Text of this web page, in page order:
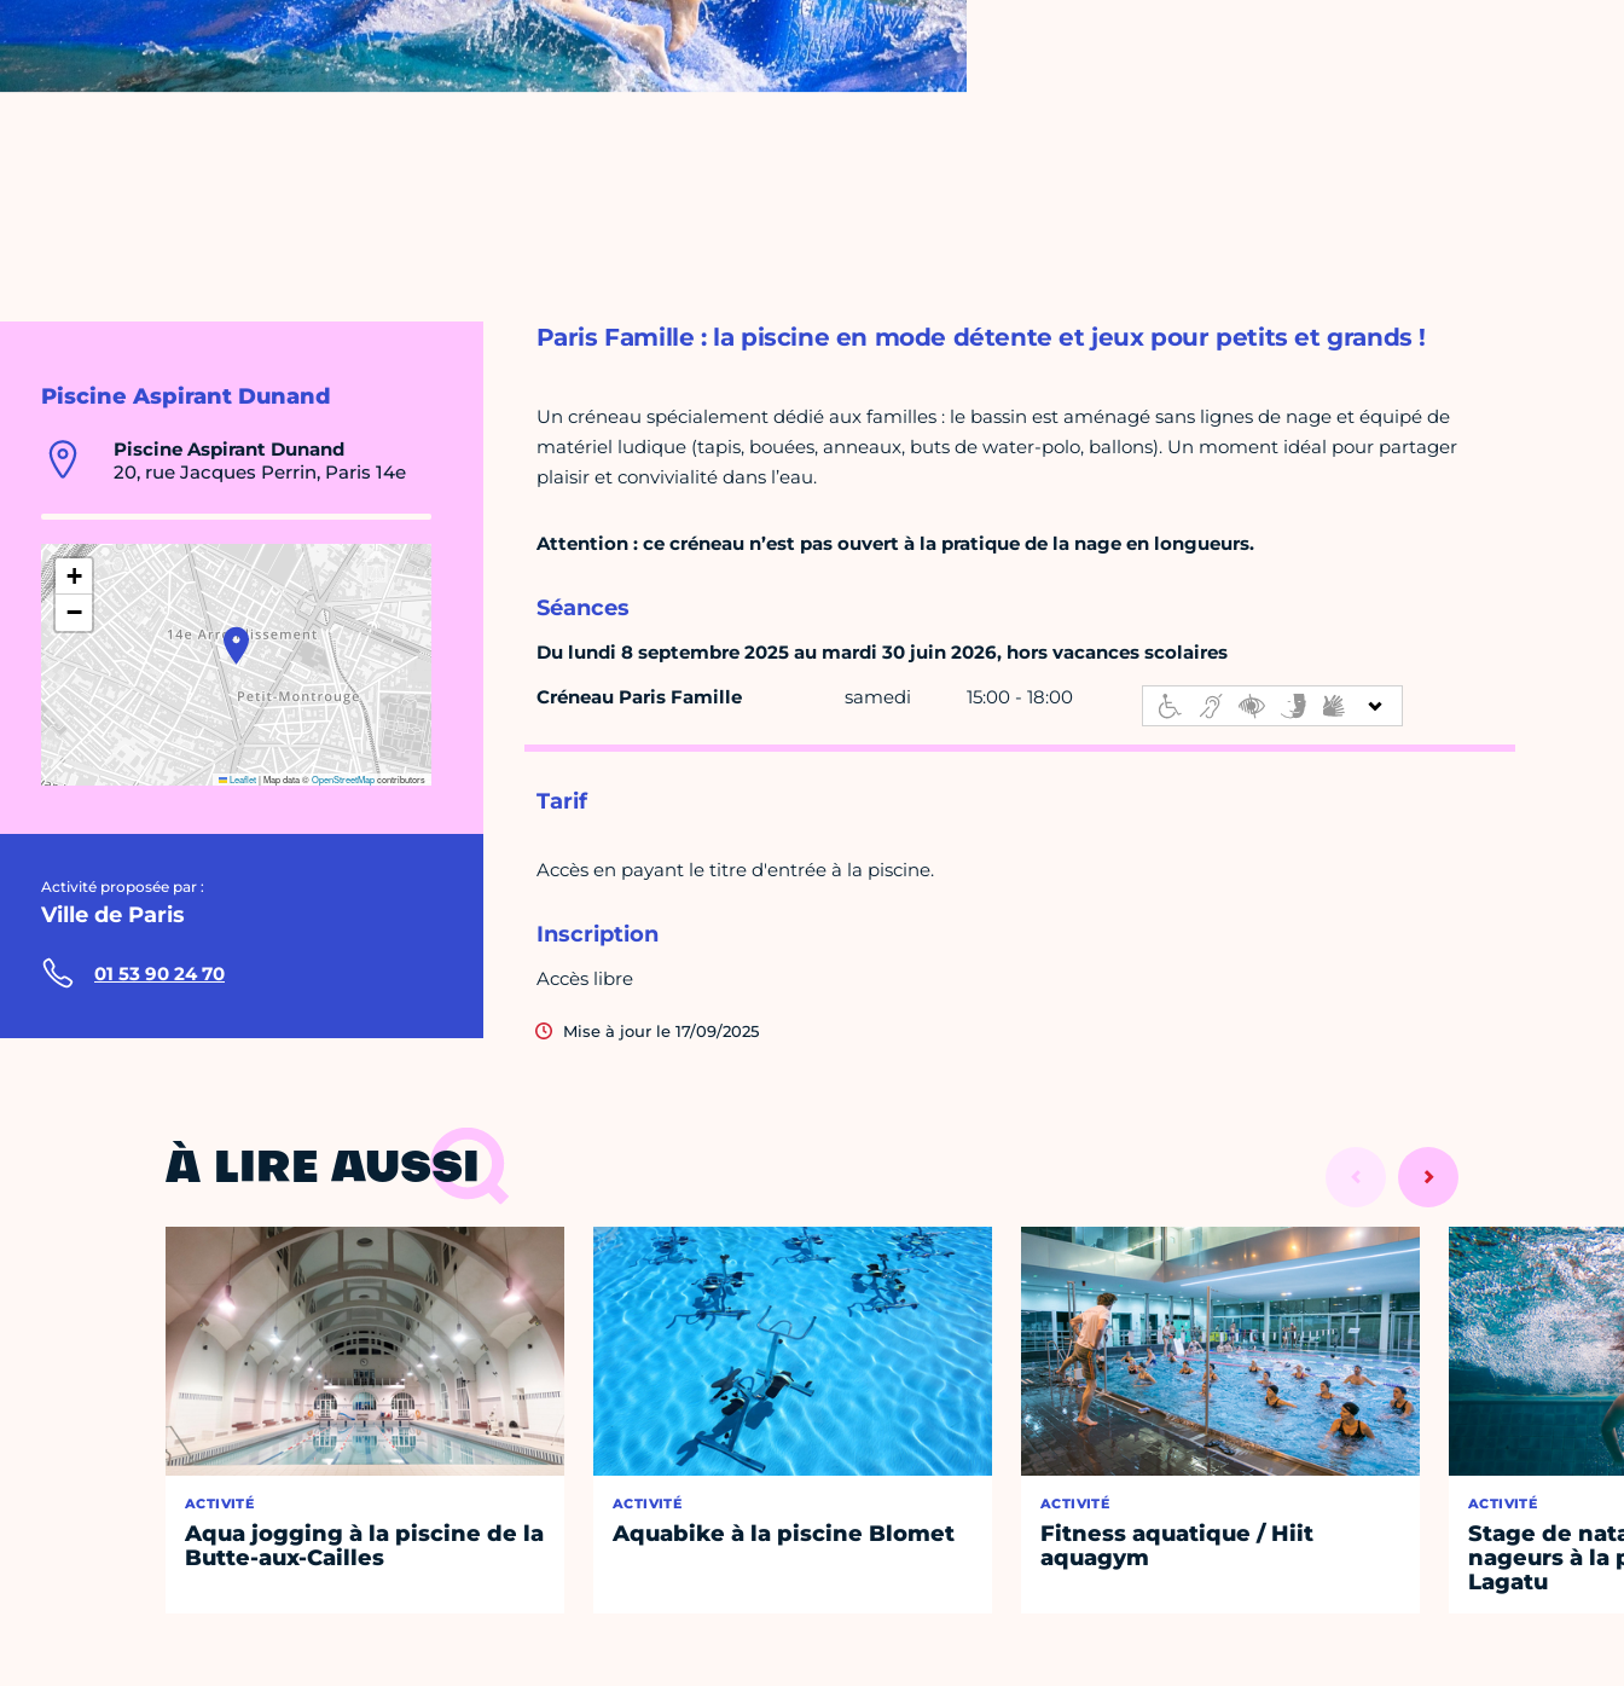
Piscine Aspirant Dunand
Piscine Aspirant Dunand
20, rue Jacques Perrin, Paris 14e
+
−
Leaflet|Map data ©OpenStreetMapcontributors
Activité proposée par :
Ville de Paris
01 53 90 24 70
Paris Famille : la piscine en mode détente et jeux pour petits et grands !
Un créneau spécialement dédié aux familles : le bassin est aménagé sans lignes de nage et équipé de
matériel ludique (tapis, bouées, anneaux, buts de water-polo, ballons). Un moment idéal pour partager
plaisir et convivialité dans l’eau.
Attention : ce créneau n’est pas ouvert à la pratique de la nage en longueurs.
Séances
Du lundi 8 septembre 2025 au mardi 30 juin 2026, hors vacances scolaires
Créneau Paris Famille
samedi 15:00 - 18:00
Tarif
Accès en payant le titre d'entrée à la piscine.
Inscription
Accès libre
Mise à jour le 17/09/2025
À LIRE AUSSI
ACTIVITÉ
Aqua jogging à la piscine de la
Butte-aux-Cailles
ACTIVITÉ
Aquabike à la piscine Blomet
ACTIVITÉ
Fitness aquatique / Hiit
aquagym
ACTIVITÉ
Stage de
nageurs à la
Lagatu